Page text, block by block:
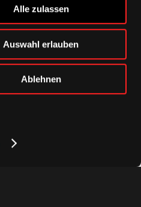
Alle zulassen
Auswahl erlauben
Ablehnen